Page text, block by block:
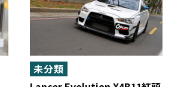
未分類